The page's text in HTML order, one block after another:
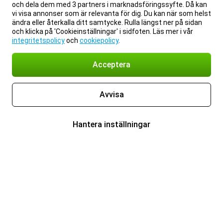
och dela dem med 3 partners i marknadsföringssyfte. Då kan
vi visa annonser som är relevanta för dig. Du kan när som helst
ändra eller återkalla ditt samtycke. Rulla längst ner på sidan
och klicka på 'Cookieinställningar' i sidfoten. Läs mer i vår
integritetspolicyoch cookiepolicy.
Acceptera
Avvisa
Hantera inställningar